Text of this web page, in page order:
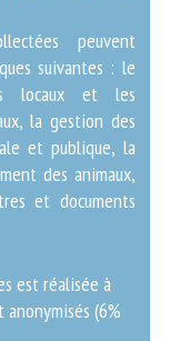
peuvent
suivantes : le
locaux et les
la gestion des
et publique, la
des
registres et
est réalisée à